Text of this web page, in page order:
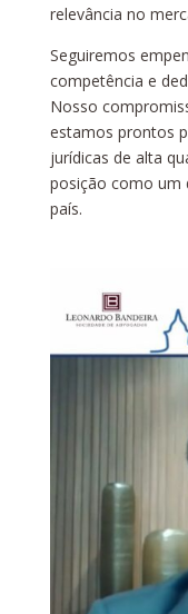
relevância no
Seguiremos
competência e
Nosso
estamos prontos
jurídicas de alta
posição como um
país.